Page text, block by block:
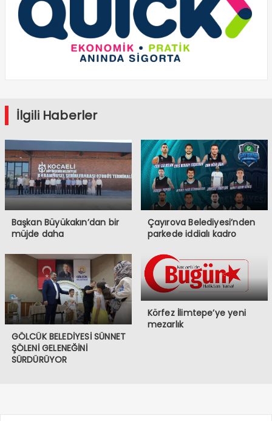
İlgili Haberler
Başkan Büyükakın’dan bir
müjde daha
Çayırova Belediyesi’nden
parkede iddialı kadro
GÖLCÜK BELEDİYESİ SÜNNET
ŞÖLENİ GELENEĞİNİ
SÜRDÜRÜYOR
Körfez İlimtepe’ye yeni
mezarlık